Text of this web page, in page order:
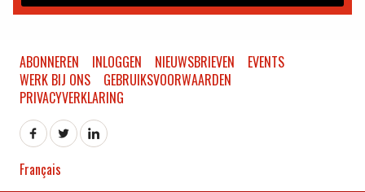
ABONNEREN INLOGGEN NIEUWSBRIEVEN
EVENTS
WERK BIJ ONS
GEBRUIKSVOORWAARDEN
PRIVACYVERKLARING
Français